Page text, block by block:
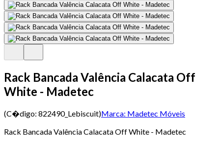
Rack Bancada Valência Calacata Off
White - Madetec
(C�digo: 822490_Lebiscuit)Marca: Madetec Móveis
Rack Bancada Valência Calacata Off White - Madetec